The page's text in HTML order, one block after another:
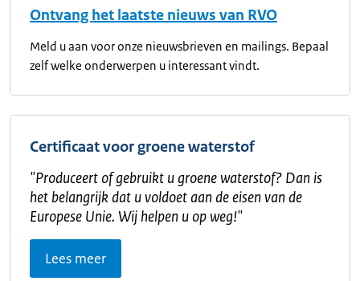
Ontvang het laatste nieuws van RVO
Meld u aan voor onze nieuwsbrieven en mailings. Bepaal
zelf welke onderwerpen u interessant vindt.
Certificaat voor groene waterstof
"Produceert of gebruikt u groene waterstof? Dan is
het belangrijk dat u voldoet aan de eisen van de
Europese Unie. Wij helpen u op weg!"
Lees meer